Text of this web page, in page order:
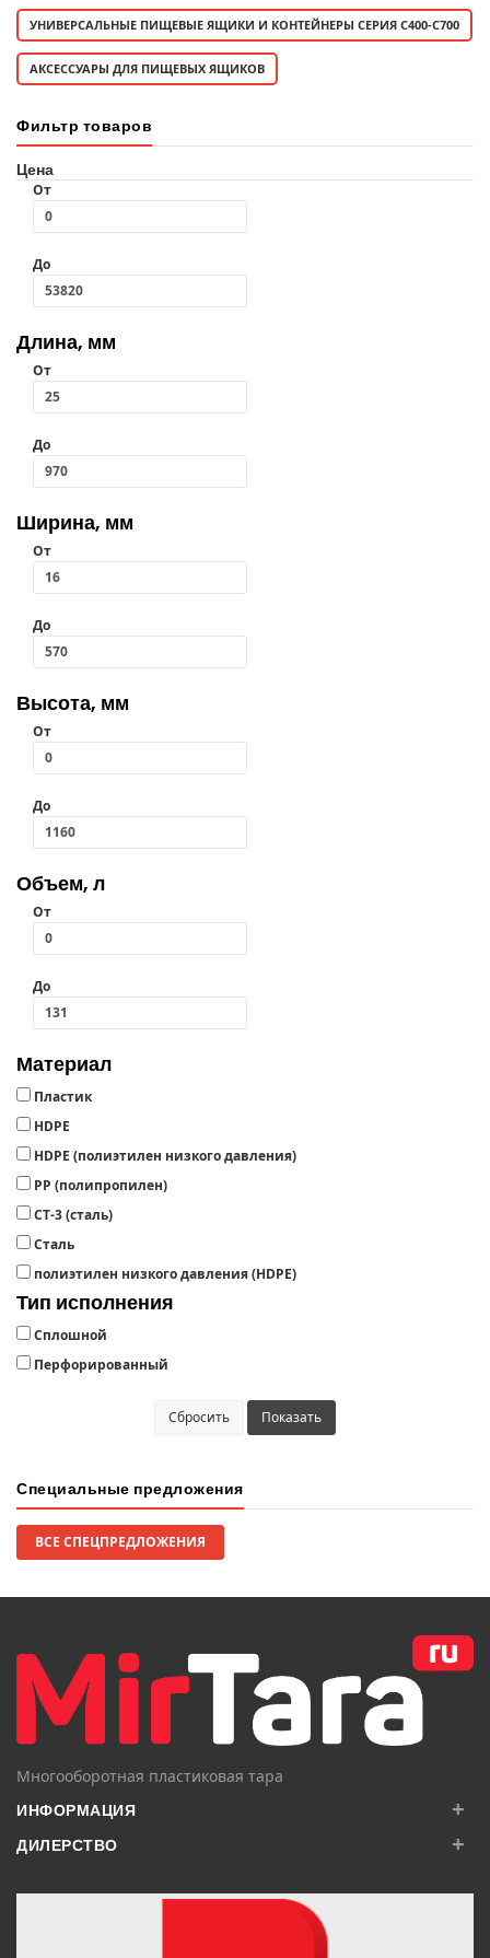
УНИВЕРСАЛЬНЫЕ ПИЩЕВЫЕ ЯЩИКИ И КОНТЕЙНЕРЫ СЕРИЯ C400-С700
АКСЕССУАРЫ ДЛЯ ПИЩЕВЫХ ЯЩИКОВ
Фильтр товаров
Цена
От
До
Длина, мм
От
До
Ширина, мм
От
До
Высота, мм
От
До
Объем, л
От
До
Материал
Пластик
HDPE
HDPЕ (полиэтилен низкого давления)
РР (полипропилен)
СТ-3 (сталь)
Сталь
полиэтилен низкого давления (HDPE)
Тип исполнения
Сплошной
Перфорированный
Сбросить Показать
Специальные предложения
ВСЕ СПЕЦПРЕДЛОЖЕНИЯ
Многооборотная пластиковая тара
ИНФОРМАЦИЯ +
ДИЛЕРСТВО +